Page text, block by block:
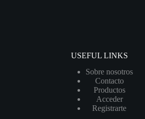
USEFUL LINKS
Sobre nosotros
Contacto
Productos
Acceder
Registrarte